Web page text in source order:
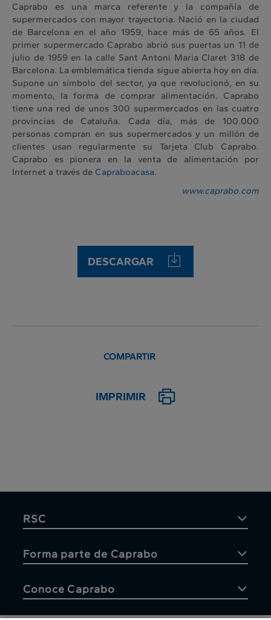
Caprabo es una marca referente y la compañía de
supermercados con mayor trayectoria. Nació en la ciudad
de Barcelona en el año 1959, hace más de 65 años. El
primer supermercado Caprabo abrió sus puertas un 11 de
julio de 1959 en la calle Sant Antoni Maria Claret 318 de
Barcelona. La emblemática tienda sigue abierta hoy en día.
Supone un símbolo del sector, ya que revolucionó, en su
momento, la forma de comprar alimentación. Caprabo
tiene una red de unos 300 supermercados en las cuatro
provincias de Cataluña. Cada día, más de 100.000
personas compran en sus supermercados y un millón de
clientes usan regularmente su Tarjeta Club Caprabo.
Caprabo es pionera en la venta de alimentación por
Internet a través de Capraboacasa.
www.caprabo.com
DESCARGAR
COMPARTIR
IMPRIMIR
RSC
Forma parte de Caprabo
Conoce Caprabo